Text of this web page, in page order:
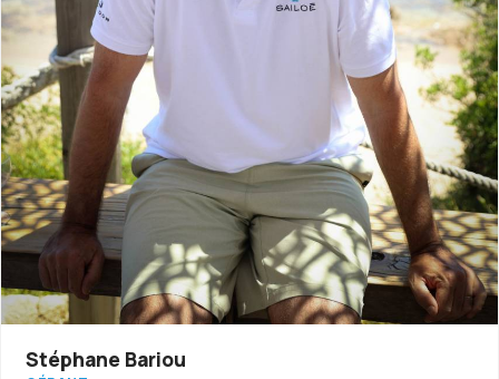
Stéphane Bariou